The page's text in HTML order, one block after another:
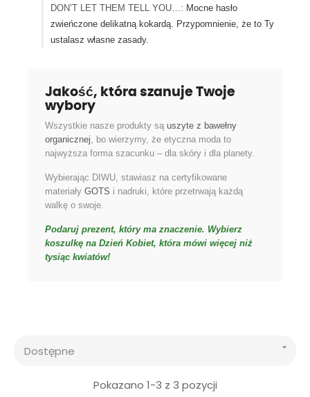
DON’T LET THEM TELL YOU…: Mocne hasło
zwieńczone delikatną kokardą. Przypomnienie, że to Ty
ustalasz własne zasady.
Jakość, która szanuje Twoje
wybory
Wszystkie nasze produkty są uszyte z bawełny
organicznej, bo wierzymy, że etyczna moda to
najwyższa forma szacunku – dla skóry i dla planety.
Wybierając DIWU, stawiasz na certyfikowane
materiały GOTS i nadruki, które przetrwają każdą
walkę o swoje.
Podaruj prezent, który ma znaczenie. Wybierz
koszulkę na Dzień Kobiet, która mówi więcej niż
tysiąc kwiatów!
Dostępne 
Pokazano 1-3 z 3 pozycji